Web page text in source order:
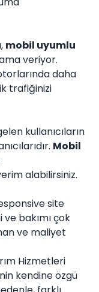
mobil uyumlu
veriyor.
daha
trafiğinizi
kullanıcıların
Mobil
alabilirsiniz.
site
bakımı çok
ve maliyet
Hizmetleri
kendine özgü